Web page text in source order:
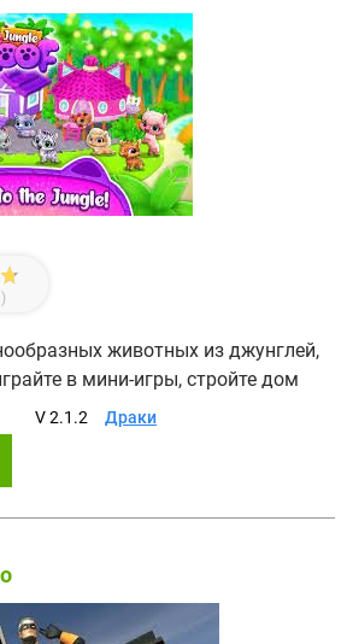
животных из джунглей,
в мини-игры, стройте дом
V 2.1.2 Драки